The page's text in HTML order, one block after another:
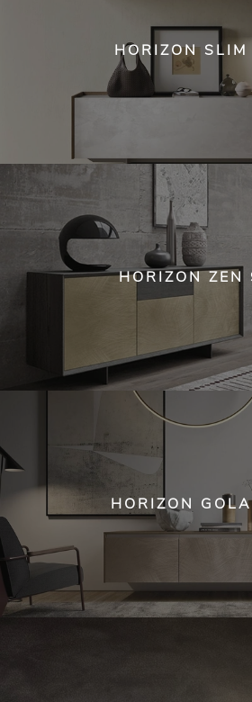
HORIZON
HORIZON ZEN
HORIZON